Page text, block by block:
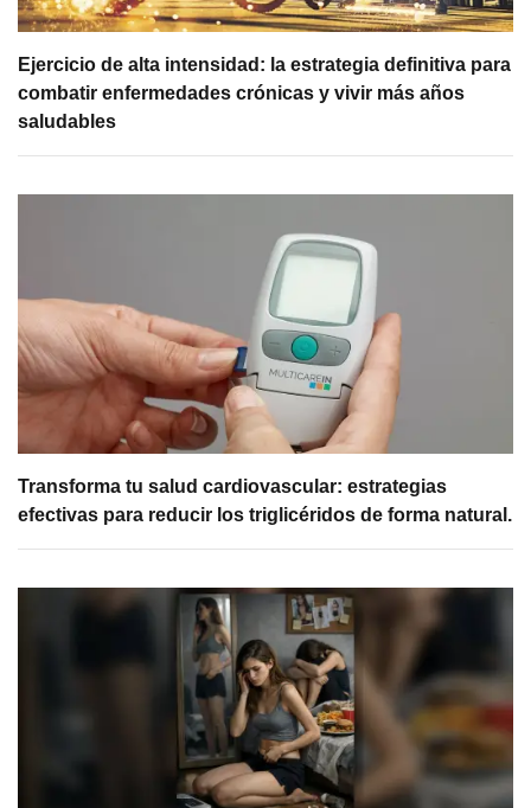
Ejercicio de alta intensidad: la estrategia definitiva para
combatir enfermedades crónicas y vivir más años
saludables
Transforma tu salud cardiovascular: estrategias
efectivas para reducir los triglicéridos de forma natural.